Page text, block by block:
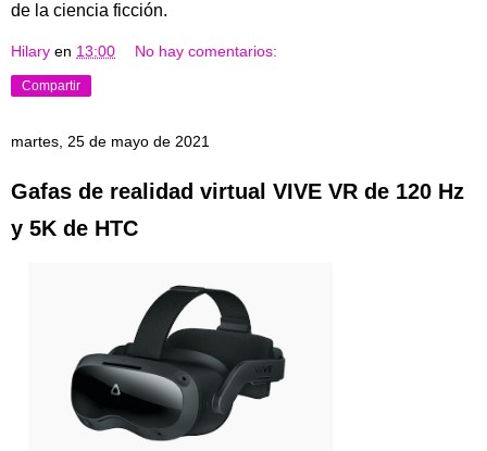
de la ciencia ficción.
Hilary en 13:00 No hay comentarios:
Compartir
martes, 25 de mayo de 2021
Gafas de realidad virtual VIVE VR de 120 Hz
y 5K de HTC